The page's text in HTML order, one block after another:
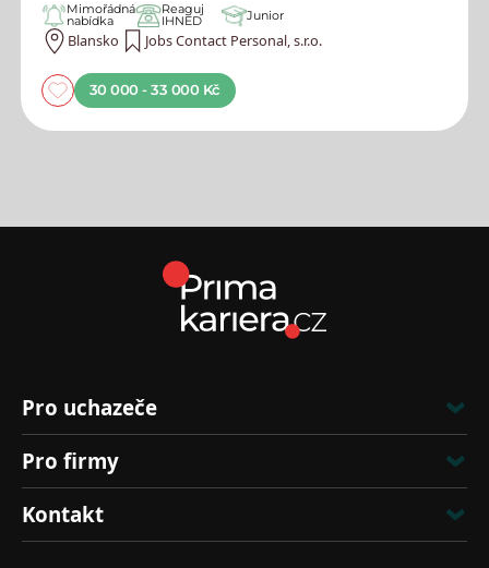
Mimořádná
nabídka
Reaguj
IHNED Junior
Blansko Jobs Contact Personal, s.r.o.
30 000 - 33 000 Kč
Pro uchazeče
Pro firmy
Kontakt